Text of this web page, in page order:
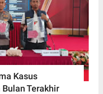
Kasus
Terakhir